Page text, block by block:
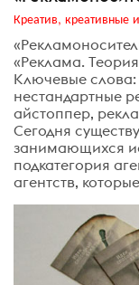
Креатив, креативные
«Реклама.
Ключевые слова:
нестандартные
айстоппер,
Сегодня
занимающихся
подкатегория
агентств,